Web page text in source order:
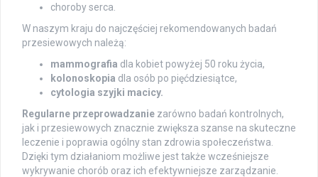
choroby serca.
W naszym kraju do najczęściej rekomendowanych badań
przesiewowych należą:
mammografia dla kobiet powyżej 50 roku życia,
kolonoskopia dla osób po pięćdziesiątce,
cytologia szyjki macicy.
Regularne przeprowadzanie zarówno badań kontrolnych,
jak i przesiewowych znacznie zwiększa szanse na skuteczne
leczenie i poprawia ogólny stan zdrowia społeczeństwa.
Dzięki tym działaniom możliwe jest także wcześniejsze
wykrywanie chorób oraz ich efektywniejsze zarządzanie.